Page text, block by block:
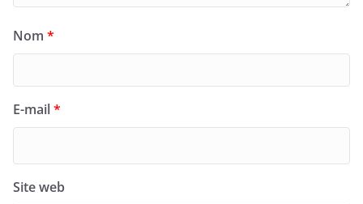
Nom *
E-mail*
Site web